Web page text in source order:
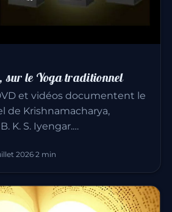
sur le Yoga traditionnel
et vidéos documentent le
de Krishnamacharya,
K. S. Iyengar.…
2026·2 min